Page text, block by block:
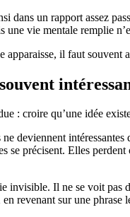
dans un rapport assez
une vie mentale remplie
apparaisse, il faut souvent
: croire qu’une idée
deviennent
se précisent. Elles
invisible. Il ne se voit pas
revenant sur une